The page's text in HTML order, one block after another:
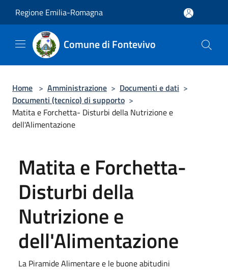
Regione Emilia-Romagna
Comune di Fontevivo
Home > Amministrazione > Documenti e dati >
Documenti (tecnico) di supporto >
Matita e Forchetta- Disturbi della Nutrizione e
dell'Alimentazione
Matita e Forchetta-
Disturbi della
Nutrizione e
dell'Alimentazione
La Piramide Alimentare e le buone abitudini